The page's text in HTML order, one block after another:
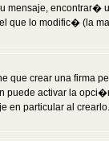
mensaje, encontrar�
que lo modific� (la
que crear una firma
puede activar la
en particular al crearlo.